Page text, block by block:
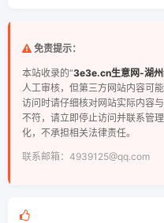
免责提示：
本站收录的“3e3e.cn生意网-湖
人工审核，但第三方网站内容可能
访问时请仔细核对网站实际内容
不符，请立即停止访问并联系管
化，不承担相关法律责任。
联系邮箱：4939125@qq.com